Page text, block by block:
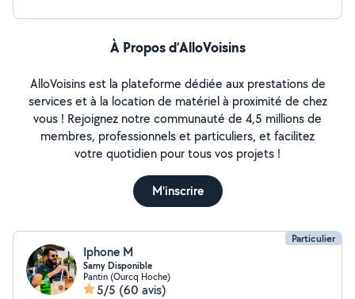
À Propos d’AlloVoisins
AlloVoisins est la plateforme dédiée aux prestations de
services et à la location de matériel à proximité de chez
vous ! Rejoignez notre communauté de 4,5 millions de
membres, professionnels et particuliers, et facilitez
votre quotidien pour tous vos projets !
M'inscrire
Particulier
Iphone M
Samy Disponible
Pantin (Ourcq Hoche)
5/5 (60 avis)